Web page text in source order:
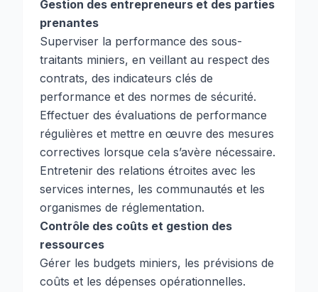
Gestion des entrepreneurs et des parties
prenantes
Superviser la performance des sous-
traitants miniers, en veillant au respect des
contrats, des indicateurs clés de
performance et des normes de sécurité.
Effectuer des évaluations de performance
régulières et mettre en œuvre des mesures
correctives lorsque cela s’avère nécessaire.
Entretenir des relations étroites avec les
services internes, les communautés et les
organismes de réglementation.
Contrôle des coûts et gestion des
ressources
Gérer les budgets miniers, les prévisions de
coûts et les dépenses opérationnelles.